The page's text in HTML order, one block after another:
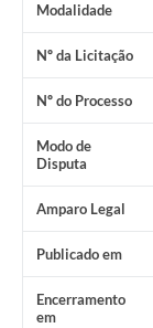
Notícias
Turismo
Obras
Galeria de Vídeos
Contas Públicas
Legislação
Modalidade
Nº da Licitação
Nº do Processo
Modo de
Disputa
Amparo Legal
Publicado em
Encerramento
em